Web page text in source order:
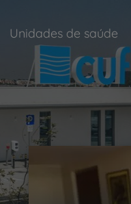
Unidades de saúde